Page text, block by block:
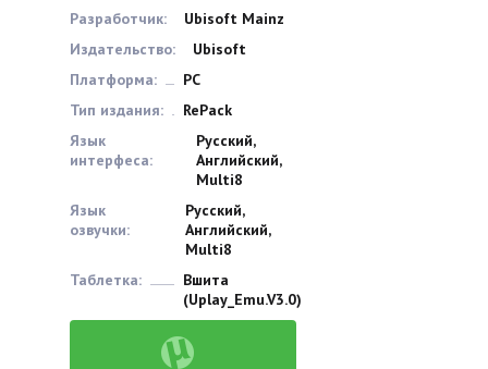
Разработчик:
Ubisoft Mainz
Издательство:
Ubisoft
Платформа:
PC
Тип издания:
RePack
Язык
интерфеса:
Русский,
Английский,
Multi8
Язык
озвучки:
Русский,
Английский,
Multi8
Таблетка:
Вшита
(Uplay_Emu.V3.0)